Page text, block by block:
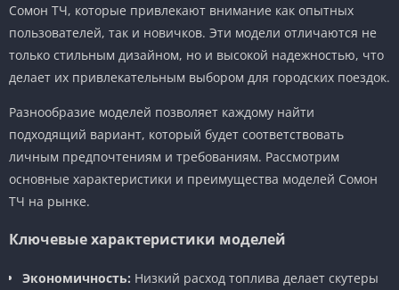
Сомон ТЧ, которые привлекают внимание как опытных
пользователей, так и новичков. Эти модели отличаются не
только стильным дизайном, но и высокой надежностью, что
делает их привлекательным выбором для городских поездок.
Разнообразие моделей позволяет каждому найти
подходящий вариант, который будет соответствовать
личным предпочтениям и требованиям. Рассмотрим
основные характеристики и преимущества моделей Сомон
ТЧ на рынке.
Ключевые характеристики моделей
Экономичность: Низкий расход топлива делает скутеры